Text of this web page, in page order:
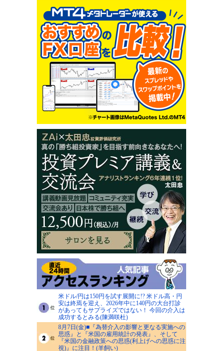
米ドル/円は150円を試す展開に!? 米ドル高・円
安は終焉を迎え、2026年中に140円の大台打診
があってもサプライズではない！ 今回の介入は
成功するとみる(陳満咲杜)
8月7日(金)■『為替介入の影響と更なる実施への
思惑』と『米国の雇用統計の発表』、そして
『米国の金融政策への思惑(利上げへの思惑に注
視)』に注目！(羊飼い)